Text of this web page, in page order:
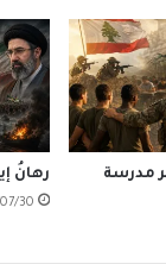
مدرسة
رهانُ
30